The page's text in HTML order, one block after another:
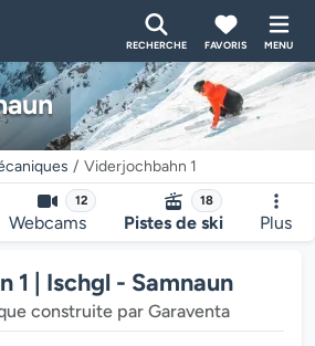
RECHERCHE FAVORIS MENU
Viderjochbahn 1
12
Webcams
18
Pistes de ski Plus
1 | Ischgl - Samnaun
construite par Garaventa